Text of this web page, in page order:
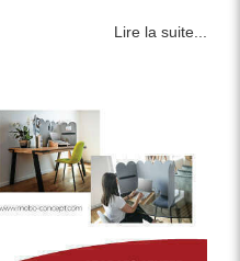
Lire la suite...